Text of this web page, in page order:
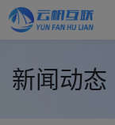
新闻动态